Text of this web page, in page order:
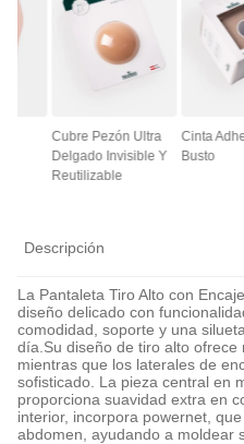
Cubre Pezón Ultra
Delgado Invisible Y
Reutilizable
Cinta
Busto
Descripción
La Pantaleta Tiro Alto con
diseño delicado con
comodidad, soporte y una
día.Su diseño de tiro alto ofrece
mientras que los laterales de
sofisticado. La pieza central en
proporciona suavidad extra en
interior, incorpora powernet,
abdomen, ayudando a moldear